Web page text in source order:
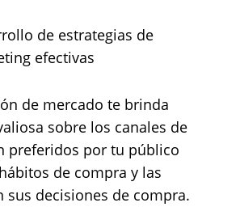
de estrategias de
efectivas
de mercado te brinda
sobre los canales de
preferidos por tu público
de compra y las
sus decisiones de compra.